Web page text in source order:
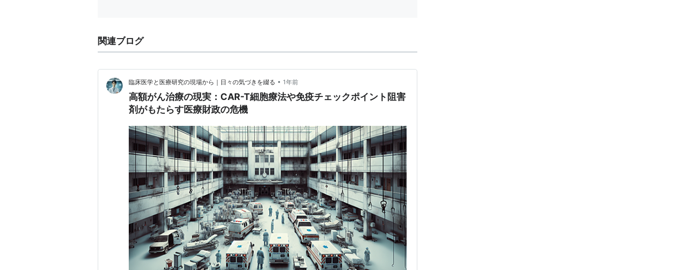
関連ブログ
臨床医学と医療研究の現場から｜日々の気づきを綴る • 1年前
高額がん治療の現実：CAR-T細胞療法や免疫チェックポイント阻害
剤がもたらす医療財政の危機